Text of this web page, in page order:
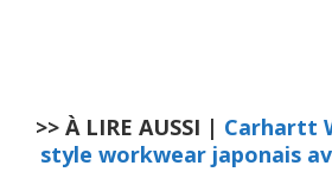
>> À LIRE AUSSI | Carhartt
style workwear japonais